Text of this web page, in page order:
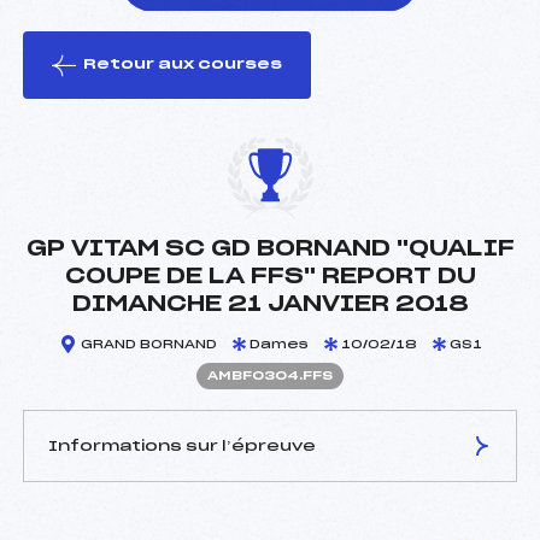
le ski
Retour aux courses
GP VITAM SC GD BORNAND "QUALIF
COUPE DE LA FFS" REPORT DU
DIMANCHE 21 JANVIER 2018
GRAND BORNAND Dames 10/02/18 GS1
AMBF0304.FFS
Informations sur l’épreuve